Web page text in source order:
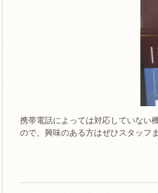
携帯電話によっては対応していない
ので、興味のある方はぜひスタッフ